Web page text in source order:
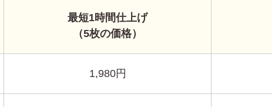
最短1時間仕上げ
（5枚の価格）
1,980円